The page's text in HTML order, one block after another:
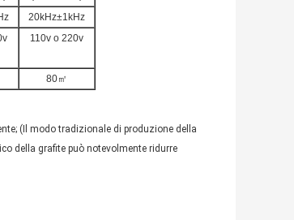
20kHz±1kHz
110v o 220v
80㎡
(Il modo tradizionale di produzione della
della grafite può notevolmente ridurre